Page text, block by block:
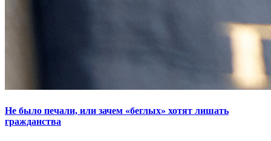
Не было печали, или зачем «беглых» хотят лишать
гражданства